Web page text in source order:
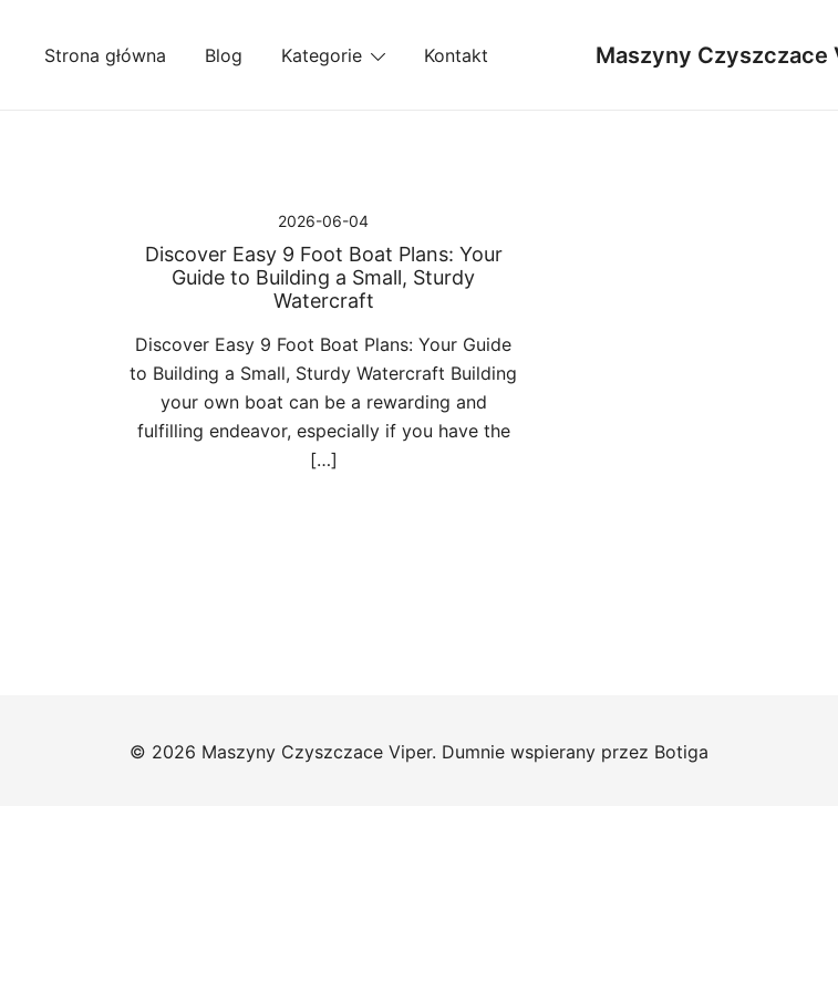
Strona główna Blog Kategorie Kontakt Maszyny Czyszczace
2026-06-04
Discover Easy 9 Foot Boat Plans: Your
Guide to Building a Small, Sturdy
Watercraft
Discover Easy 9 Foot Boat Plans: Your Guide
to Building a Small, Sturdy Watercraft Building
your own boat can be a rewarding and
fulfilling endeavor, especially if you have the
[…]
© 2026 Maszyny Czyszczace Viper. Dumnie wspierany przez Botiga